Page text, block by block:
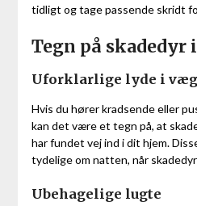
tidligt og tage passende skridt
Tegn på skadedyr
Uforklarlige lyde i
Hvis du hører kradsende eller
kan det være et tegn på, at
har fundet vej ind i dit hjem.
tydelige om natten, når
Ubehagelige lugte